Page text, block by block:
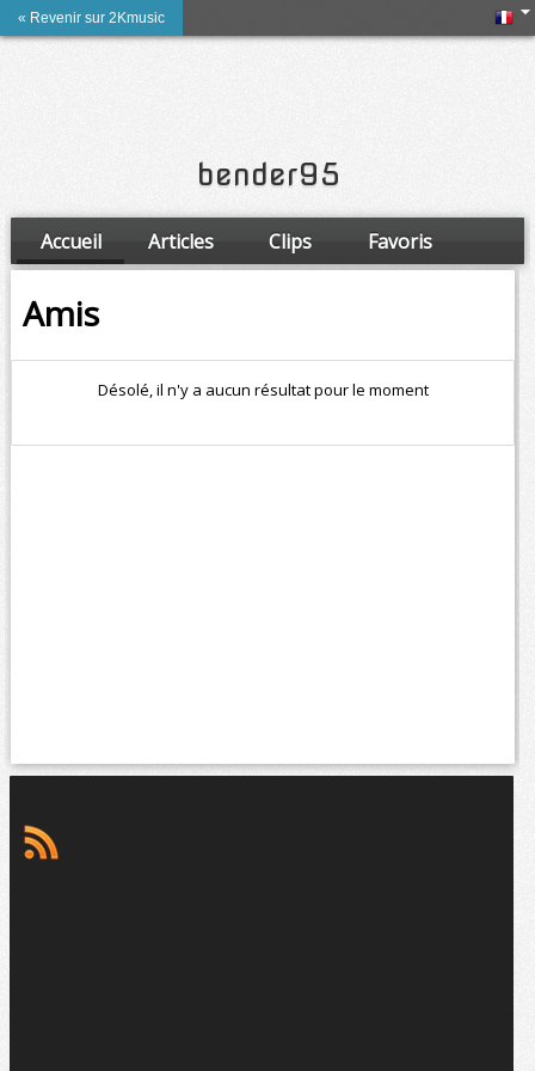
« Revenir sur 2Kmusic
bender95
Accueil Articles Clips
Favoris
Amis
Amis
Désolé, il n'y a aucun résultat pour le moment